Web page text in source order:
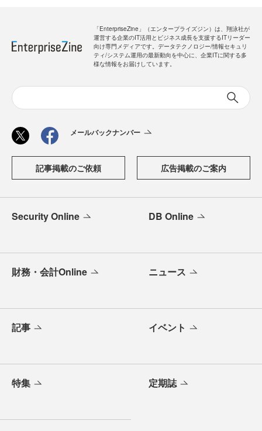
「EnterpriseZine」（エンタープライズジン）は、翔泳社が
運営する企業のIT活用とビジネス成長を支援するITリーダー
向け専門メディアです。データテクノロジー/情報セキュリ
ティ/システム運用の最新動向を中心に、企業ITに関する多
様な情報をお届けしています。
メールバックナンバー
記事掲載のご依頼 広告掲載のご案内
Security Online DB Online
財務・会計Online ニュース
記事 イベント
特集 定期誌